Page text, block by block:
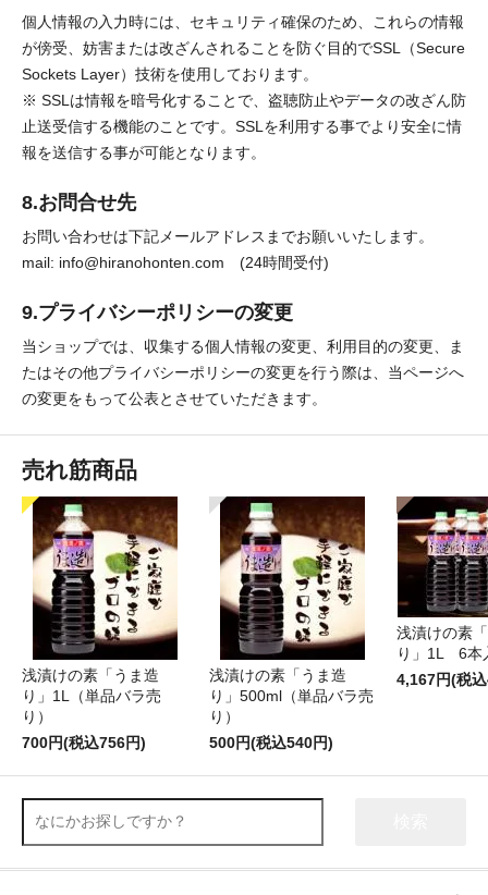
個人情報の入力時には、セキュリティ確保のため、これらの情報
が傍受、妨害または改ざんされることを防ぐ目的でSSL（Secure
Sockets Layer）技術を使用しております。
※ SSLは情報を暗号化することで、盗聴防止やデータの改ざん防
止送受信する機能のことです。SSLを利用する事でより安全に情
報を送信する事が可能となります。
8.お問合せ先
お問い合わせは下記メールアドレスまでお願いいたします。
mail: info@hiranohonten.com (24時間受付)
9.プライバシーポリシーの変更
当ショップでは、収集する個人情報の変更、利用目的の変更、ま
たはその他プライバシーポリシーの変更を行う際は、当ページへ
の変更をもって公表とさせていただきます。
売れ筋商品
浅漬けの素「うま造
り」1L（単品バラ売
り）
700円(税込756円)
浅漬けの素「うま造
り」500ml（単品バラ売
り）
500円(税込540円)
浅漬けの素
り」1L 6本
4,167円(税